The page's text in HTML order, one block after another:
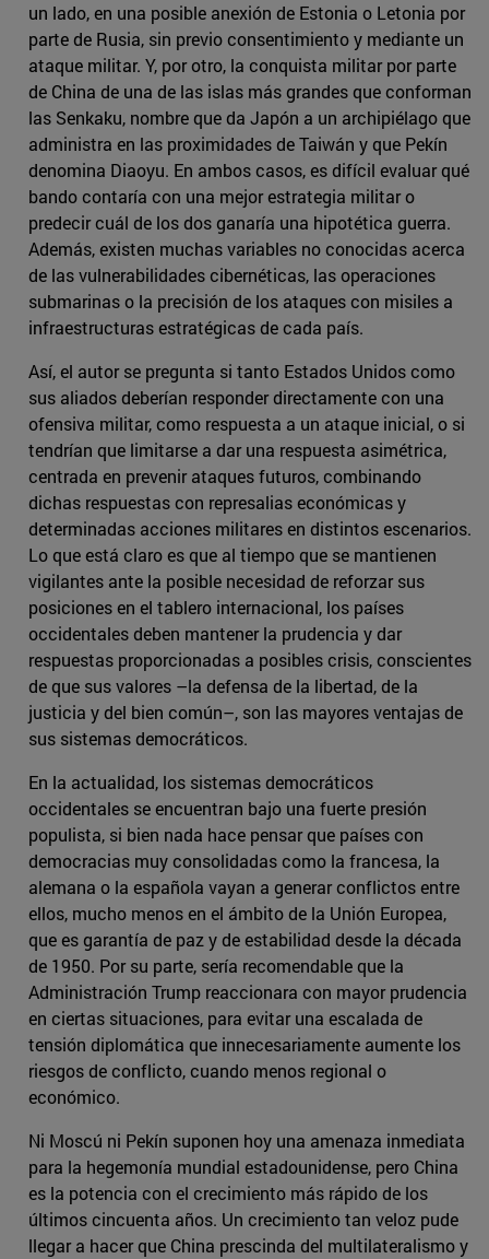
un lado, en una posible anexión de Estonia o Letonia por
parte de Rusia, sin previo consentimiento y mediante un
ataque militar. Y, por otro, la conquista militar por parte
de China de una de las islas más grandes que conforman
las Senkaku, nombre que da Japón a un archipiélago que
administra en las proximidades de Taiwán y que Pekín
denomina Diaoyu. En ambos casos, es difícil evaluar qué
bando contaría con una mejor estrategia militar o
predecir cuál de los dos ganaría una hipotética guerra.
Además, existen muchas variables no conocidas acerca
de las vulnerabilidades cibernéticas, las operaciones
submarinas o la precisión de los ataques con misiles a
infraestructuras estratégicas de cada país.
Así, el autor se pregunta si tanto Estados Unidos como
sus aliados deberían responder directamente con una
ofensiva militar, como respuesta a un ataque inicial, o si
tendrían que limitarse a dar una respuesta asimétrica,
centrada en prevenir ataques futuros, combinando
dichas respuestas con represalias económicas y
determinadas acciones militares en distintos escenarios.
Lo que está claro es que al tiempo que se mantienen
vigilantes ante la posible necesidad de reforzar sus
posiciones en el tablero internacional, los países
occidentales deben mantener la prudencia y dar
respuestas proporcionadas a posibles crisis, conscientes
de que sus valores –la defensa de la libertad, de la
justicia y del bien común–, son las mayores ventajas de
sus sistemas democráticos.
En la actualidad, los sistemas democráticos
occidentales se encuentran bajo una fuerte presión
populista, si bien nada hace pensar que países con
democracias muy consolidadas como la francesa, la
alemana o la española vayan a generar conflictos entre
ellos, mucho menos en el ámbito de la Unión Europea,
que es garantía de paz y de estabilidad desde la década
de 1950. Por su parte, sería recomendable que la
Administración Trump reaccionara con mayor prudencia
en ciertas situaciones, para evitar una escalada de
tensión diplomática que innecesariamente aumente los
riesgos de conflicto, cuando menos regional o
económico.
Ni Moscú ni Pekín suponen hoy una amenaza inmediata
para la hegemonía mundial estadounidense, pero China
es la potencia con el crecimiento más rápido de los
últimos cincuenta años. Un crecimiento tan veloz pude
llegar a hacer que China prescinda del multilateralismo y